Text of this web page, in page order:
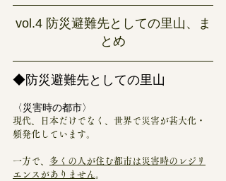
vol.4 防災避難先としての里山、ま
とめ
◆防災避難先としての里山
〈災害時の都市〉
現代、日本だけでなく、世界で災害が甚大化・
頻発化しています。
一方で、 多くの人が住む都市は災害時のレジリ
エンスがありません。